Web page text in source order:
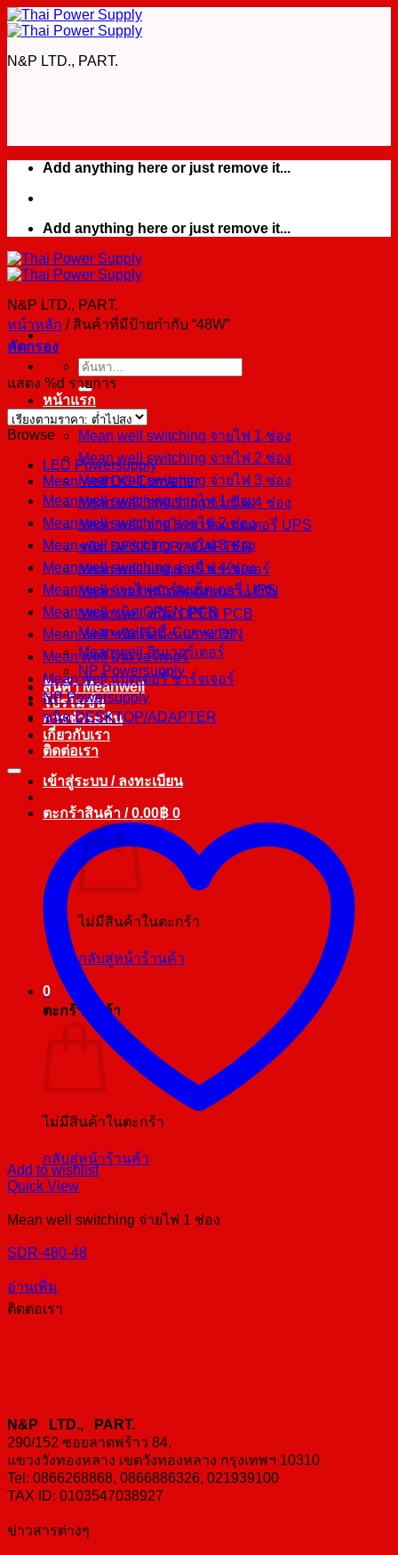
Skip
to
N&P LTD., PART.
Add anything here or just remove it...
Add anything here or just remove it...
N&P LTD., PART.
ค้นหา:
หน้าแรก
สินค้า
Mean well switching จ่ายไฟ 1 ช่อง
Mean well switching จ่ายไฟ 2 ช่อง
Mean well switching จ่ายไฟ 3 ช่อง
Mean well switching จ่ายไฟ 4 ช่อง
Mean well จ่ายไฟชาร์จแบตเตอรี่ UPS
ชนิด DESKTOP/ADAPTER
Mean well แบตเตอรี่ ชาร์จเจอร์
Mean well ชนิดติดตั้งบนราง DIN
Mean well ชนิด OPEN PCB
Mean well DC-Converter
Mean well อินเวอร์เตอร์
NP Powersupply
สินค้า Meanwell
โปรโมชั่น
การชำระเงิน
เกี่ยวกับเรา
ติดต่อเรา
เข้าสู่ระบบ / ลงทะเบียน
ตะกร้าสินค้า /0.00฿ 0
ไม่มีสินค้าในตะกร้า
กลับสู่หน้าร้านค้า
0
ตะกร้าสินค้า
ไม่มีสินค้าในตะกร้า
กลับสู่หน้าร้านค้า
หน้าหลัก /สินค้าที่มีป้ายกำกับ “48W”
คัดกรอง
แสดง %d รายการ
Browse
LED Powersupply
Mean well DC-Converter
Mean well switching จ่ายไฟ 1 ช่อง
Mean well switching จ่ายไฟ 2 ช่อง
Mean well switching จ่ายไฟ 3 ช่อง
Mean well switching จ่ายไฟ 4 ช่อง
Mean well จ่ายไฟชาร์จแบตเตอรี่ UPS
Mean well ชนิด OPEN PCB
Mean well ชนิดติดตั้งบนราง DIN
Mean well อินเวอร์เตอร์
Mean well แบตเตอรี่ ชาร์จเจอร์
NP Powersupply
ชนิด DESKTOP/ADAPTER
Add to wishlist
Quick View
Mean well switching จ่ายไฟ 1 ช่อง
SDR-480-48
อ่านเพิ่ม
ติดต่อเรา
N&P LTD., PART.
290/152 ซอยลาดพร้าว 84,
แขวงวังทองหลาง เขตวังทองหลาง กรุงเทพฯ 10310
Tel: 0866268868, 0866886326, 021939100
TAX ID: 0103547038927
ข่าวสารต่างๆ